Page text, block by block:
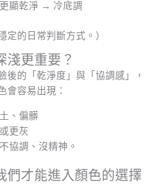
顯乾淨 → 冷底調
定的日常判斷方式。）
淺更重要？
後的「乾淨度」與「協調感」，
會容易出現：
、偏髒
更灰
協調、沒精神。
們才能進入顏色的選擇